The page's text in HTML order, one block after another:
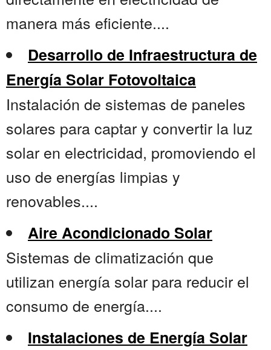
manera más eficiente....
Desarrollo de Infraestructura de
Energía Solar Fotovoltaica
Instalación de sistemas de paneles
solares para captar y convertir la luz
solar en electricidad, promoviendo el
uso de energías limpias y
renovables....
Aire Acondicionado Solar
Sistemas de climatización que
utilizan energía solar para reducir el
consumo de energía....
Instalaciones de Energía Solar